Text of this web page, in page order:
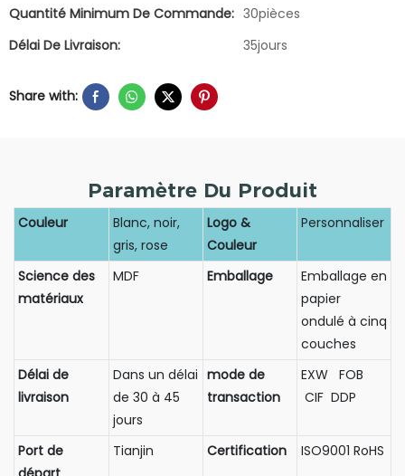
Quantité Minimum De Commande: 30pièces
Délai De Livraison:
35jours
Share with:
Paramètre Du Produit
Couleur
Blanc, noir,
gris, rose
Logo &
Couleur
Personnaliser
Science des
matériaux
MDF Emballage
Emballage en
papier
ondulé à cinq
couches
Délai de
livraison
Dans un délai
de 30 à 45
jours
mode de
transaction
EXW FOB
CIF DDP
Port de
Tianjin Certification ISO9001 RoHS